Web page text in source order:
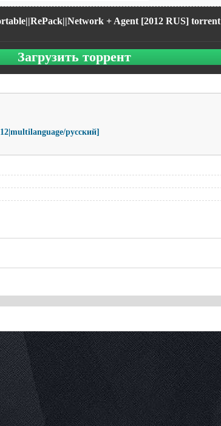
+ Agent [2012 RUS] torrent
Загрузить торрент
русский]